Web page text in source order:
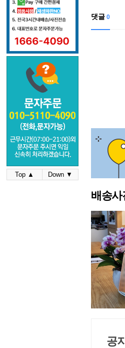
Top ▲ Down ▼
댓글 0
배송사
공